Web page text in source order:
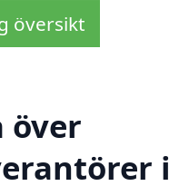
översikt
över
i